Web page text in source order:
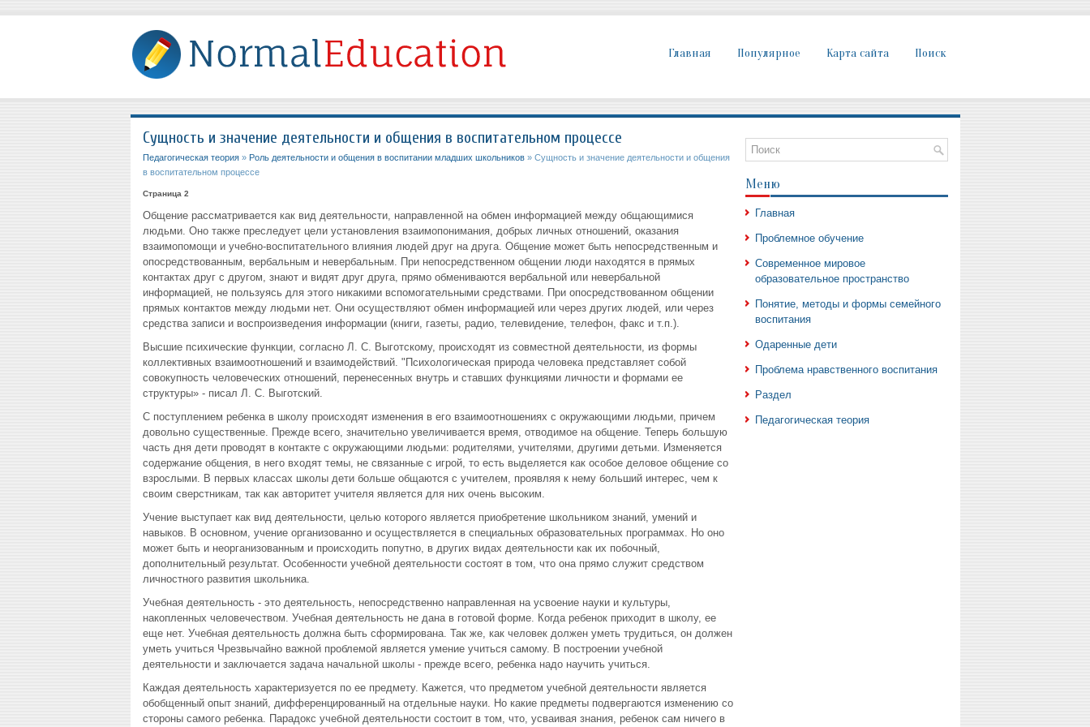
Главная Популярное Карта сайта Поиск
Сущность и значение деятельности и общения в воспитательном процессе
Педагогическая теория» Роль деятельности и общения в воспитании младших школьников» Сущность и значение деятельности и общения
в воспитательном процессе
Страница 2
Общение рассматривается как вид деятельности, направленной на обмен информацией между общающимися
людьми. Оно также преследует цели установления взаимопонимания, добрых личных отношений, оказания
взаимопомощи и учебно-воспитательного влияния людей друг на друга. Общение может быть непосредственным и
опосредствованным, вербальным и невербальным. При непосредственном общении люди находятся в прямых
контактах друг с другом, знают и видят друг друга, прямо обмениваются вербальной или невербальной
информацией, не пользуясь для этого никакими вспомогательными средствами. При опосредствованном общении
прямых контактов между людьми нет. Они осуществляют обмен информацией или через других людей, или через
средства записи и воспроизведения информации (книги, газеты, радио, телевидение, телефон, факс и т.п.).
Высшие психические функции, согласно Л. С. Выготскому, происходят из совместной деятельности, из формы
коллективных взаимоотношений и взаимодействий. "Психологическая природа человека представляет собой
совокупность человеческих отношений, перенесенных внутрь и ставших функциями личности и формами ее
структуры» - писал Л. С. Выготский.
С поступлением ребенка в школу происходят изменения в его взаимоотношениях с окружающими людьми, причем
довольно существенные. Прежде всего, значительно увеличивается время, отводимое на общение. Теперь большую
часть дня дети проводят в контакте с окружающими людьми: родителями, учителями, другими детьми. Изменяется
содержание общения, в него входят темы, не связанные с игрой, то есть выделяется как особое деловое общение со
взрослыми. В первых классах школы дети больше общаются с учителем, проявляя к нему больший интерес, чем к
своим сверстникам, так как авторитет учителя является для них очень высоким.
Учение выступает как вид деятельности, целью которого является приобретение школьником знаний, умений и
навыков. В основном, учение организованно и осуществляется в специальных образовательных программах. Но оно
может быть и неорганизованным и происходить попутно, в других видах деятельности как их побочный,
дополнительный результат. Особенности учебной деятельности состоят в том, что она прямо служит средством
личностного развития школьника.
Учебная деятельность - это деятельность, непосредственно направленная на усвоение науки и культуры,
накопленных человечеством. Учебная деятельность не дана в готовой форме. Когда ребенок приходит в школу, ее
еще нет. Учебная деятельность должна быть сформирована. Так же, как человек должен уметь трудиться, он должен
уметь учиться Чрезвычайно важной проблемой является умение учиться самому. В построении учебной
деятельности и заключается задача начальной школы - прежде всего, ребенка надо научить учиться.
Каждая деятельность характеризуется по ее предмету. Кажется, что предметом учебной деятельности является
обобщенный опыт знаний, дифференцированный на отдельные науки. Но какие предметы подвергаются изменению со
стороны самого ребенка. Парадокс учебной деятельности состоит в том, что, усваивая знания, ребенок сам ничего в
Меню
Главная
Проблемное обучение
Современное мировое
образовательное пространство
Понятие, методы и формы семейного
воспитания
Одаренные дети
Проблема нравственного воспитания
Раздел
Педагогическая теория